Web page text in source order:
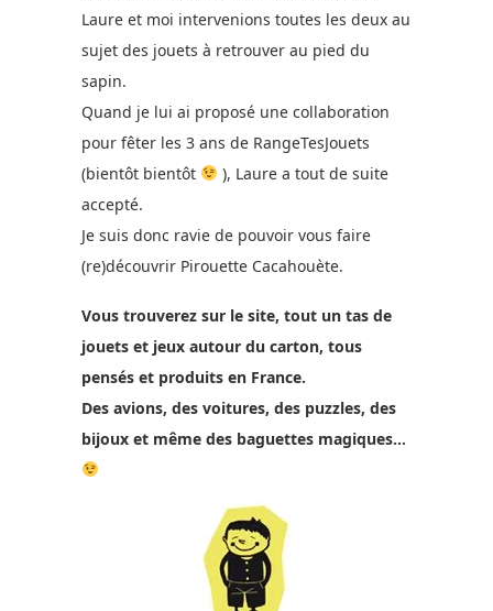
Laure et moi intervenions toutes les deux au
sujet des jouets à retrouver au pied du
sapin.
Quand je lui ai proposé une collaboration
pour fêter les 3 ans de RangeTesJouets
(bientôt bientôt
), Laure a tout de suite
accepté.
Je suis donc ravie de pouvoir vous faire
(re)découvrir Pirouette Cacahouète.
Vous trouverez sur le site, tout un tas de
jouets et jeux autour du carton, tous
pensés et produits en France.
Des avions, des voitures, des puzzles, des
bijoux et même des baguettes magiques…